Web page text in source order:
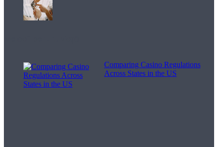
Comparing Casino Regulations
Across States in the US